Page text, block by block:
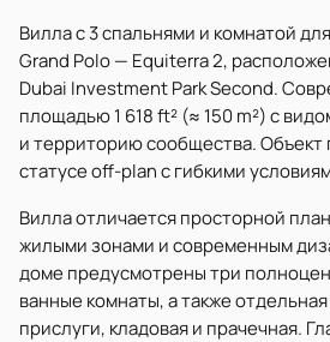
Вилла с 3 спальнями и комнатой
Grand Polo — Equiterra 2,
Dubai Investment Park Second.
площадью 1 618 ft² (≈ 150 m²) с
и территорию сообщества. Объект
статусе off-plan с гибкими
Вилла отличается просторной
жилыми зонами и современным
доме предусмотрены три
ванные комнаты, а также
прислуги, кладовая и прачечная.